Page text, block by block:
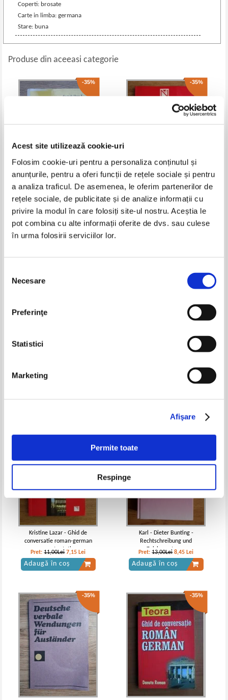
Acest site utilizează cookie-uri
Folosim cookie-uri pentru a personaliza conținutul și
anunțurile, pentru a oferi funcții de rețele sociale și pentru
a analiza traficul. De asemenea, le oferim partenerilor de
rețele sociale, de publicitate și de analize informații cu
privire la modul în care folosiți site-ul nostru. Aceștia le
pot combina cu alte informații oferite de dvs. sau culese
în urma folosirii serviciilor lor.
consimțământului
Necesare
Preferinţe
Statistici
Marketing
Afişare
Permite toate
Respinge
Coperti: brosate
Carte in limba: germana
Stare: buna
Produse din aceeasi categorie
-35%
Hans Foldeak - Sag's besser. Ein
arbeitsbuch fur fortgeschrittene,
teil 1. Grammatik
Pret: 18,00Lei 11,70 Lei
Adaugă în coș
-35%
Elena Rieswick - Ghid de
conversatie roman, englez,
german
Pret:16,00Lei 10,40 Lei
Adaugă în coș
die X und XI klasse
19,00Lei
germana, manual pentru clasa a
Lei
Kristine Lazar - Ghid de
conversatie roman-german
pentru toti
Pret:11,00Lei 7,15 Lei
Adaugă în coș
Karl - Dieter Bunting -
Rechtschreibung und
Zeichensetzung
Pret:13,00Lei 8,45 Lei
Adaugă în coș
-35% -35%